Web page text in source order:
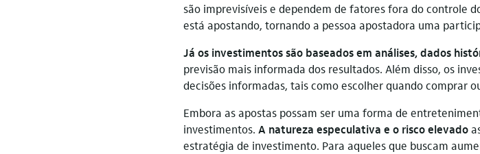
são imprevisíveis e dependem de fatores fora do controle
está apostando, tornando a pessoa apostadora uma
Já os investimentos são baseados em análises, dados
previsão mais informada dos resultados. Além disso, os
decisões informadas, tais como escolher quando comprar
Embora as apostas possam ser uma forma de
investimentos. A natureza especulativa e o risco elevado
estratégia de investimento. Para aqueles que buscam